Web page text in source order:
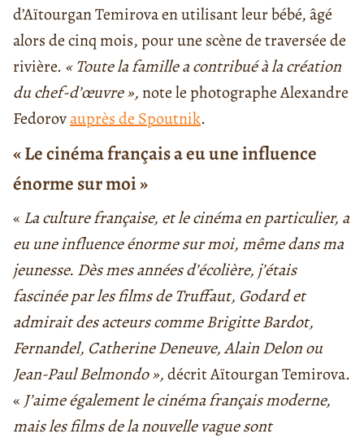
d’Aïtourgan Temirova en utilisant leur bébé, âgé
alors de cinq mois, pour une scène de traversée de
rivière. « Toute la famille a contribué à la création
du chef-d’œuvre »,note le photographe Alexandre
Fedorovauprès de Spoutnik.
« Le cinéma français a eu une influence
énorme sur moi »
« La culture française, et le cinéma en particulier, a
eu une influence énorme sur moi, même dans ma
jeunesse. Dès mes années d’écolière, j’étais
fascinée par les films de Truffaut, Godard et
admirait des acteurs comme Brigitte Bardot,
Fernandel, Catherine Deneuve, Alain Delon ou
Jean-Paul Belmondo »,décrit Aïtourgan Temirova.
« J’aime également le cinéma français moderne,
mais les films de la nouvelle vague sont